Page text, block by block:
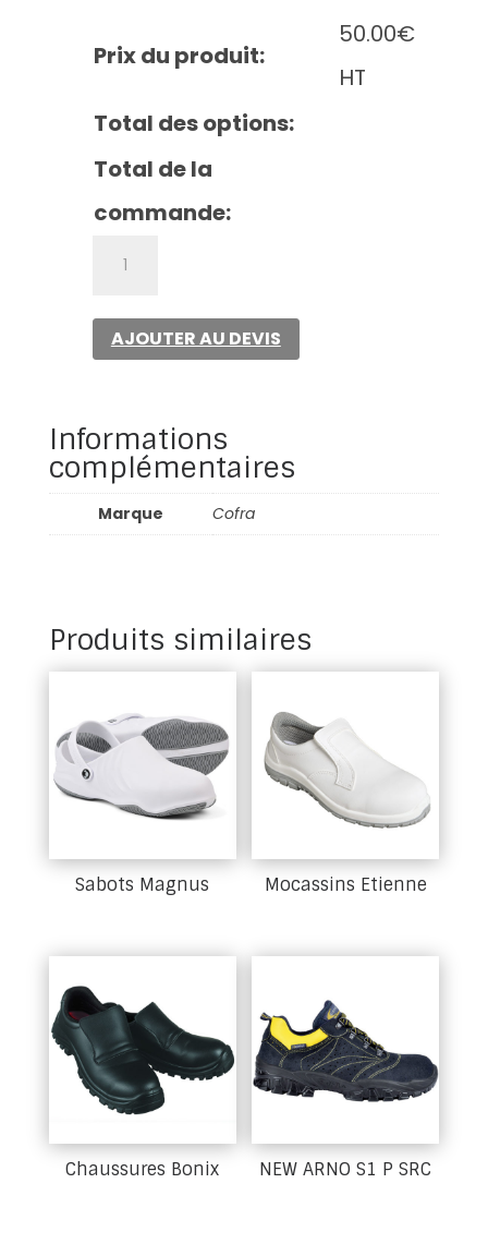
Prix du produit:
50.00€
HT
Total des options:
Total de la
commande:
AJOUTER AU DEVIS
Informations
complémentaires
Marque Cofra
Produits similaires
Sabots Magnus Mocassins Etienne
Chaussures Bonix NEW ARNO S1 P SRC